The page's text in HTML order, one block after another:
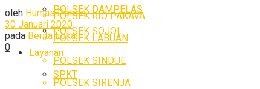
POLSEK DAMPELAS
POLSEK SOJOL
Layanan
SPKT
POLSEK RIO PAKAVA
POLSEK LABUAN
POLSEK SINDUE
POLSEK SIRENJA
oleh Humas Polres
30 Januari 2020
pada Berita Lokal
0